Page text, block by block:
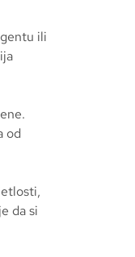
ili
od
da si